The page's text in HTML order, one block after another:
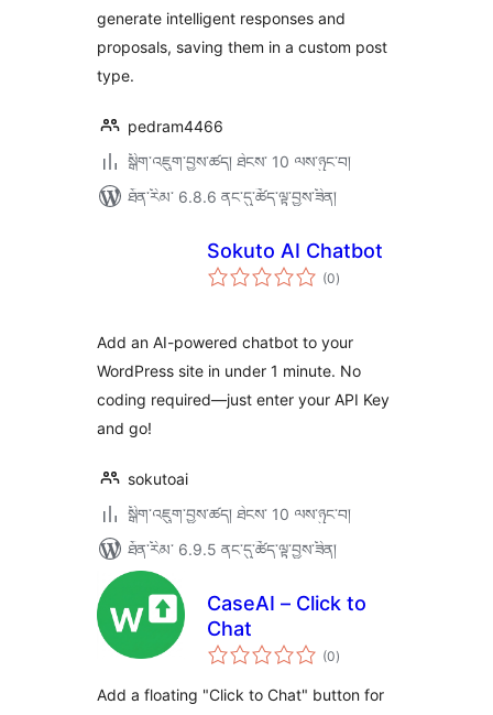
generate intelligent responses and
proposals, saving them in a custom post
type.
pedram4466
སྒྲིག་འཇུག་བྱས་ཚད། ཐེངས་ 10 ལས་ཉུང་བ།
ཐོན་རིམ་ 6.8.6 ནང་དུ་ཚོད་ལྟ་བྱས་ཟིན།
Sokuto AI Chatbot
(0གདེང་
འཇོག་
)
Add an AI-powered chatbot to your
WordPress site in under 1 minute. No
coding required—just enter your API Key
and go!
sokutoai
སྒྲིག་འཇུག་བྱས་ཚད། ཐེངས་ 10 ལས་ཉུང་བ།
ཐོན་རིམ་ 6.9.5 ནང་དུ་ཚོད་ལྟ་བྱས་ཟིན།
CaseAI – Click to
Chat
(0གདེང་
འཇོག་
ཚང་།
)
Add a floating "Click to Chat" button for